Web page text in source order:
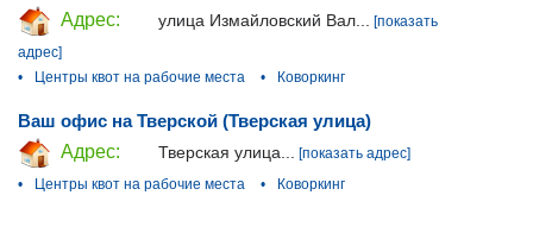
Адрес:
улица Измайловский Вал...
[показать
адрес]
•
Центры квот на рабочие места • Коворкинг
Ваш офис на Тверской (Тверская улица)
Адрес:
Тверская улица...
[показать адрес]
•
Центры квот на рабочие места • Коворкинг